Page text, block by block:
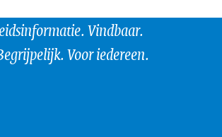
Vindbaar.
Voor iedereen.